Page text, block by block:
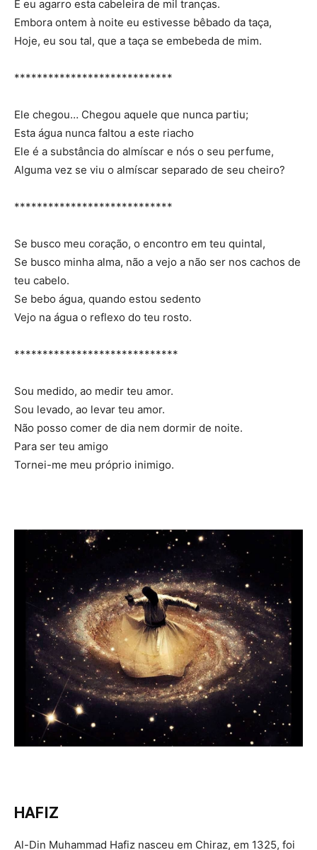
E eu agarro esta cabeleira de mil tranças.
Embora ontem à noite eu estivesse bêbado da taça,
Hoje, eu sou tal, que a taça se embebeda de mim.
****************************
Ele chegou… Chegou aquele que nunca partiu;
Esta água nunca faltou a este riacho
Ele é a substância do almíscar e nós o seu perfume,
Alguma vez se viu o almíscar separado de seu cheiro?
****************************
Se busco meu coração, o encontro em teu quintal,
Se busco minha alma, não a vejo a não ser nos cachos de
teu cabelo.
Se bebo água, quando estou sedento
Vejo na água o reflexo do teu rosto.
*****************************
Sou medido, ao medir teu amor.
Sou levado, ao levar teu amor.
Não posso comer de dia nem dormir de noite.
Para ser teu amigo
Tornei-me meu próprio inimigo.
HAFIZ
Al-Din Muhammad Hafiz nasceu em Chiraz, em 1325, foi